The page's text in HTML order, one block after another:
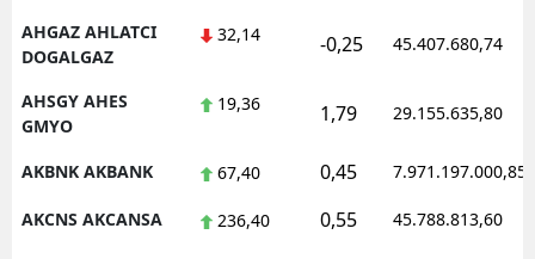
AHGAZ AHLATCI
DOGALGAZ
32,14 -0,25 45.407.680,74
AHSGY AHES
GMYO
19,36 1,79 29.155.635,80
AKBNK AKBANK 67,40 0,45 7.971.197.000,85
AKCNS AKCANSA 236,40 0,55 45.788.813,60